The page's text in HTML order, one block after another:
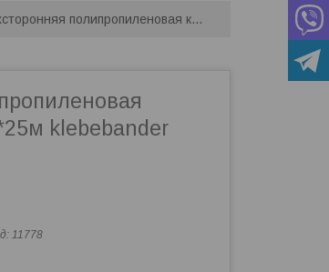
Двухсторонняя полипропиленовая клейкая лента 50мм*25м klebebander
klebebander
11778